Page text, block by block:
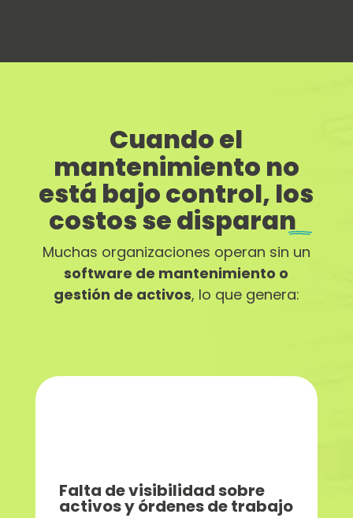
Cuando el
mantenimiento no
está bajo control, los
costos se disparan
Muchas organizaciones operan sin un
software de mantenimiento o
gestión de activos, lo que genera:
Falta de visibilidad sobre
activos y órdenes de trabajo